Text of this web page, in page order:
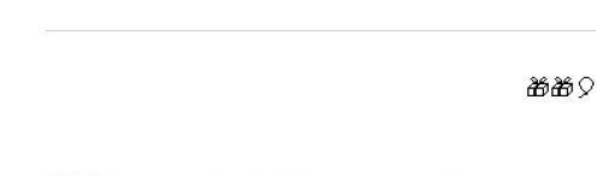
🎁🎁🎈